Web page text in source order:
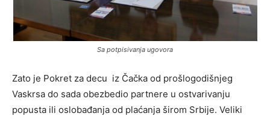
Sa potpisivanja ugovora
Zato je Pokret za decu iz Čačka od prošlogodišnjeg
Vaskrsa do sada obezbedio partnere u ostvarivanju
popusta ili oslobađanja od plaćanja širom Srbije. Veliki